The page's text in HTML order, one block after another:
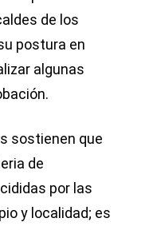
de los
postura en
algunas
sostienen que
de
por las
y localidad; es